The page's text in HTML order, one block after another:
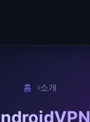
홈 소개